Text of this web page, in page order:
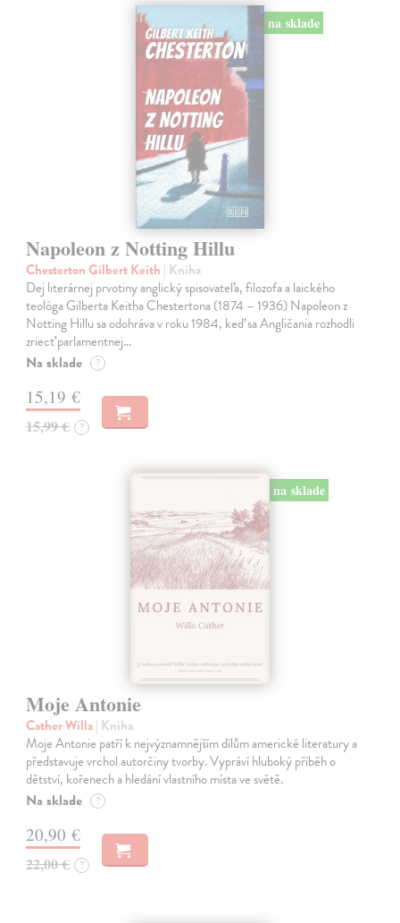
na sklade
Napoleon z Notting Hillu
Chesterton Gilbert Keith | Kniha
Dej literárnej prvotiny anglický spisovateľa, filozofa a laického
teológa Gilberta Keitha Chestertona (1874 – 1936) Napoleon z
Notting Hillu sa odohráva v roku 1984, keď sa Angličania rozhodli
zriecť parlamentnej…
Na sklade ?
15,19 €
15,99 € ?
na sklade
Moje Antonie
Cather Willa| Kniha
Moje Antonie patří k nejvýznamnějším dílům americké literatury a
představuje vrchol autorčiny tvorby. Vypráví hluboký příběh o
dětství, kořenech a hledání vlastního místa ve světě.
Na sklade ?
20,90 €
22,00 € ?